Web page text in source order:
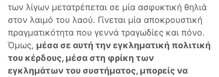
των λίγων μετατρέπεται σε μία ασφυκτική θηλιά
στον λαιμό του λαού. Γίνεται μία αποκρουστική
πραγματικότητα που γεννά τραγωδίες και πόνο.
Όμως, μέσα σε αυτή την εγκληματική πολιτική
του κέρδους, μέσα στη φρίκη των
εγκλημάτων του συστήματος, μπορείς να